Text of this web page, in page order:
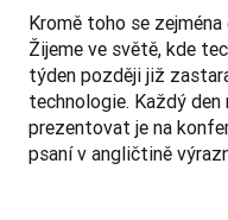
Kromě toho se
Žijeme ve světě, kde
týden později již
technologie. Každý
prezentovat je na
psaní v angličtině